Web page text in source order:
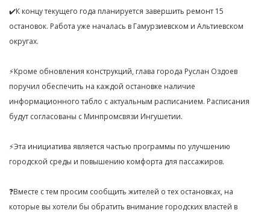
✔️К концу текущего года планируется завершить ремонт 15
остановок. Работа уже началась в Гамурзиевском и Альтиевском
округах.
⚡️Кроме обновления конструкций, глава города Руслан Оздоев
поручил обеспечить на каждой остановке наличие
информационного табло с актуальным расписанием. Расписания
будут согласованы с Минпромсвязи Ингушетии.
⚡️Эта инициатива является частью программы по улучшению
городской среды и повышению комфорта для пассажиров.
❓Вместе с тем просим сообщить жителей о тех остановках, на
которые вы хотели бы обратить внимание городских властей в